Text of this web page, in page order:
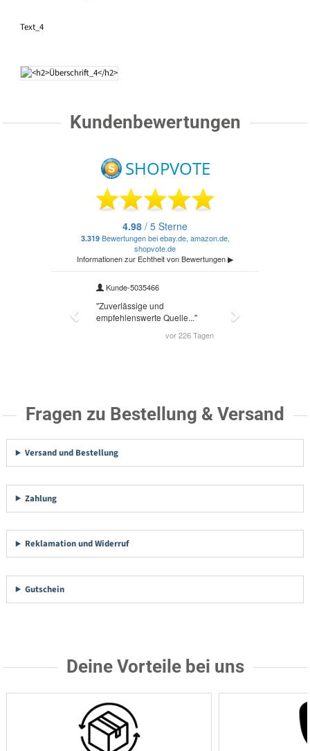
Text_4
Kundenbewertungen
Fragen zu Bestellung & Versand
Versand und Bestellung
Zahlung
Reklamation und Widerruf
Gutschein
Deine Vorteile bei uns